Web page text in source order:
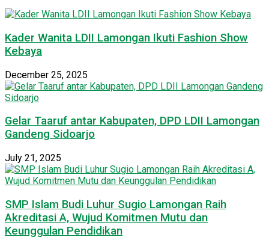
Kader Wanita LDII Lamongan Ikuti Fashion Show
Kebaya
December 25, 2025
Gelar Taaruf antar Kabupaten, DPD LDII Lamongan
Gandeng Sidoarjo
July 21, 2025
SMP Islam Budi Luhur Sugio Lamongan Raih
Akreditasi A, Wujud Komitmen Mutu dan
Keunggulan Pendidikan